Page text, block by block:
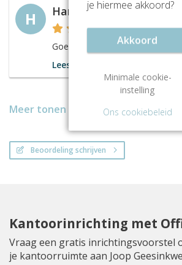
H Hanneke Vermeer
Goede service en vriendelijk
Lees meer
Meer tonen
Beoordeling schrijven
Kantoorinrichting met
Vraag een gratis inrichtingsvoorstel
je kantoorruimte aan Joop
je hiermee akkoord?
Akkoord
Minimale cookie-
instelling
Ons cookiebeleid